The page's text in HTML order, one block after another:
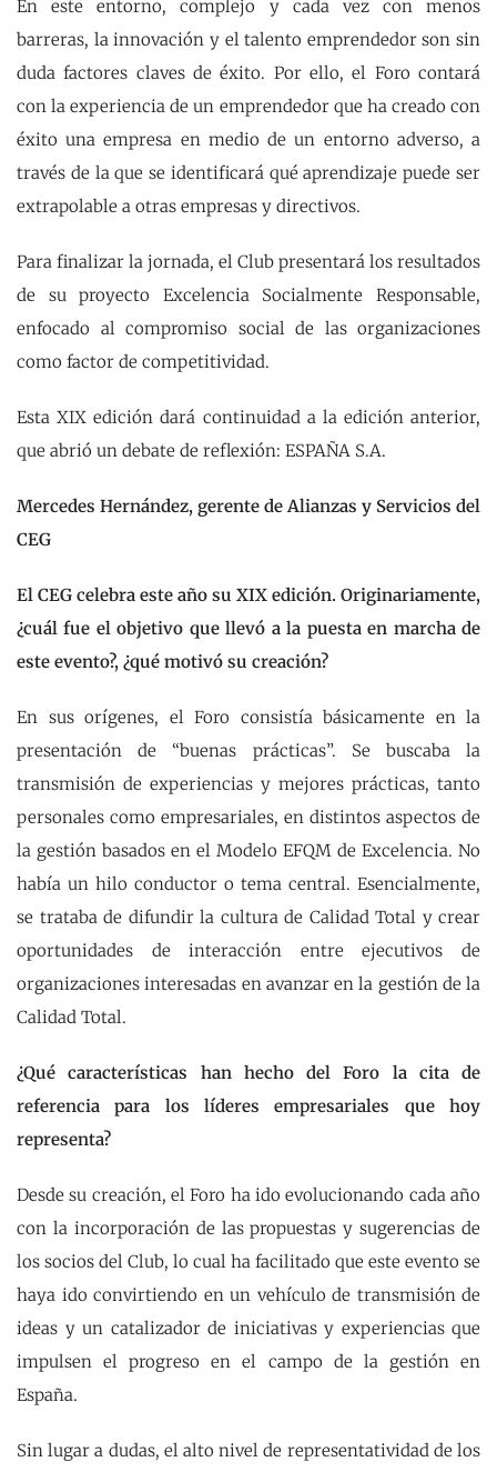
En este entorno, complejo y cada vez con menos
barreras, la innovación y el talento emprendedor son sin
duda factores claves de éxito. Por ello, el Foro contará
con la experiencia de un emprendedor que ha creado con
éxito una empresa en medio de un entorno adverso, a
través de la que se identificará qué aprendizaje puede ser
extrapolable a otras empresas y directivos.
Para finalizar la jornada, el Club presentará los resultados
de su proyecto Excelencia Socialmente Responsable,
enfocado al compromiso social de las organizaciones
como factor de competitividad.
Esta XIX edición dará continuidad a la edición anterior,
que abrió un debate de reflexión: ESPAÑA S.A.
Mercedes Hernández, gerente de Alianzas y Servicios del
CEG
El CEG celebra este año su XIX edición. Originariamente,
¿cuál fue el objetivo que llevó a la puesta en marcha de
este evento?, ¿qué motivó su creación?
En sus orígenes, el Foro consistía básicamente en la
presentación de “buenas prácticas”. Se buscaba la
transmisión de experiencias y mejores prácticas, tanto
personales como empresariales, en distintos aspectos de
la gestión basados en el Modelo EFQM de Excelencia. No
había un hilo conductor o tema central. Esencialmente,
se trataba de difundir la cultura de Calidad Total y crear
oportunidades de interacción entre ejecutivos de
organizaciones interesadas en avanzar en la gestión de la
Calidad Total.
¿Qué características han hecho del Foro la cita de
referencia para los líderes empresariales que hoy
representa?
Desde su creación, el Foro ha ido evolucionando cada año
con la incorporación de las propuestas y sugerencias de
los socios del Club, lo cual ha facilitado que este evento se
haya ido convirtiendo en un vehículo de transmisión de
ideas y un catalizador de iniciativas y experiencias que
impulsen el progreso en el campo de la gestión en
España.
Sin lugar a dudas, el alto nivel de representatividad de los